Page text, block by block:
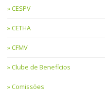
CESPV
CETHA
CFMV
Clube de Benefícios
Comissões